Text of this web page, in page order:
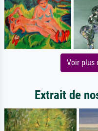
Voir plus
Extrait de